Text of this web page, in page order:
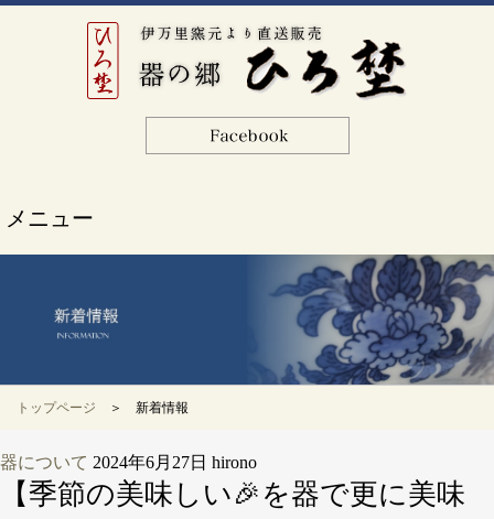
メニュー
トップページ ＞ 新着情報
器について 2024年6月27日 hirono
【季節の美味しい🎉を器で更に美味